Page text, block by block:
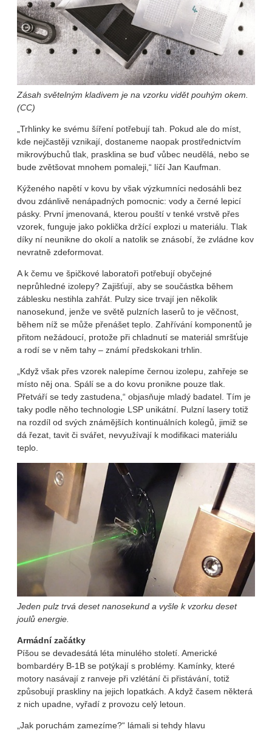
Zásah světelným kladivem je na vzorku vidět pouhým okem.
(CC)
„Trhlinky ke svému šíření potřebují tah. Pokud ale do míst,
kde nejčastěji vznikají, dostaneme naopak prostřednictvím
mikrovýbuchů tlak, prasklina se buď vůbec neudělá, nebo se
bude zvětšovat mnohem pomaleji,“ líčí Jan Kaufman.
Kýženého napětí v kovu by však výzkumníci nedosáhli bez
dvou zdánlivě nenápadných pomocnic: vody a černé lepicí
pásky. První jmenovaná, kterou pouští v tenké vrstvě přes
vzorek, funguje jako poklička držící explozi u materiálu. Tlak
díky ní neunikne do okolí a natolik se znásobí, že zvládne kov
nevratně zdeformovat.
A k čemu ve špičkové laboratoři potřebují obyčejné
neprůhledné izolepy? Zajišťují, aby se součástka během
záblesku nestihla zahřát. Pulzy sice trvají jen několik
nanosekund, jenže ve světě pulzních laserů to je věčnost,
během níž se může přenášet teplo. Zahřívání komponentů je
přitom nežádoucí, protože při chladnutí se materiál smršťuje
a rodí se v něm tahy – známí předskokani trhlin.
„Když však přes vzorek nalepíme černou izolepu, zahřeje se
místo něj ona. Spálí se a do kovu pronikne pouze tlak.
Přetváří se tedy zastudena,“ objasňuje mladý badatel. Tím je
taky podle něho technologie LSP unikátní. Pulzní lasery totiž
na rozdíl od svých známějších kontinuálních kolegů, jimiž se
dá řezat, tavit či svářet, nevyužívají k modifikaci materiálu
teplo.
Jeden pulz trvá deset nanosekund a vyšle k vzorku deset
joulů energie.
Armádní začátky
Píšou se devadesátá léta minulého století. Americké
bombardéry B-1B se potýkají s problémy. Kamínky, které
motory nasávají z ranveje při vzlétání či přistávání, totiž
způsobují praskliny na jejich lopatkách. A když časem některá
z nich upadne, vyřadí z provozu celý letoun.
„Jak poruchám zamezíme?“ lámali si tehdy hlavu